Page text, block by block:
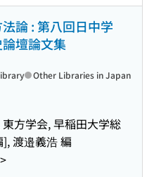
論 : 第八回日中学
壇論文集
方学会, 早稲田大学総
渡邉義浩 編
Other Libraries in Japan